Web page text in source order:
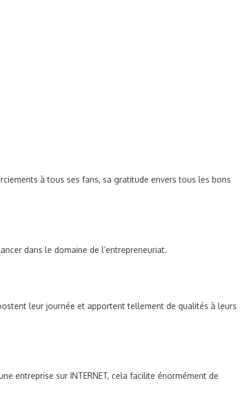
à tous ses fans, sa gratitude envers tous les bons
dans le domaine de l’entrepreneuriat.
leur journée et apportent tellement de qualités à leurs
entreprise sur INTERNET, cela facilite énormément de